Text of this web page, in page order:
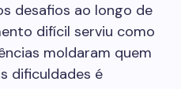
desafios ao longo de
difícil serviu como
moldaram quem
dificuldades é